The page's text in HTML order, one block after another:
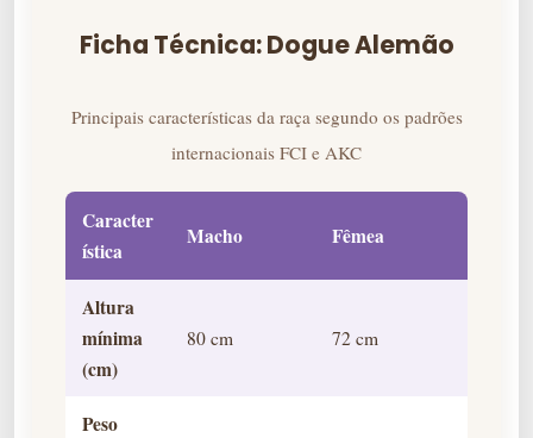
Ficha Técnica: Dogue Alemão
Principais características da raça segundo os padrões
internacionais FCI e AKC
Caracter
ística
Macho Fêmea
Altura
mínima
(cm)
80 cm 72 cm
Peso